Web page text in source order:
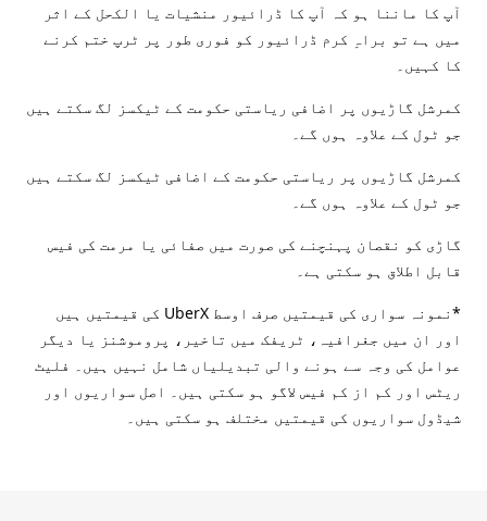
آپ کا ماننا ہو کہ آپ کا ڈرائیور منشیات یا الکحل کے اثر
میں ہے تو براہِ کرم ڈرائیور کو فوری طور پر ٹرپ ختم کرنے
کا کہیں۔
کمرشل گاڑیوں پر اضافی ریاستی حکومت کے ٹیکسز لگ سکتے ہیں
جو ٹول کے علاوہ ہوں گے۔
کمرشل گاڑیوں پر ریاستی حکومت کے اضافی ٹیکسز لگ سکتے ہیں
جو ٹول کے علاوہ ہوں گے۔
گاڑی کو نقصان پہنچنے کی صورت میں صفائی یا مرمت کی فیس
قابل اطلاق ہو سکتی ہے۔
*نمونہ سواری کی قیمتیں صرف اوسط UberX کی قیمتیں ہیں
اور ان میں جغرافیہ، ٹریفک میں تاخیر، پروموشنز یا دیگر
عوامل کی وجہ سے ہونے والی تبدیلیاں شامل نہیں ہیں۔ فلیٹ
ریٹس اور کم از کم فیس لاگو ہو سکتی ہیں۔ اصل سواریوں اور
شیڈول سواریوں کی قیمتیں مختلف ہو سکتی ہیں۔